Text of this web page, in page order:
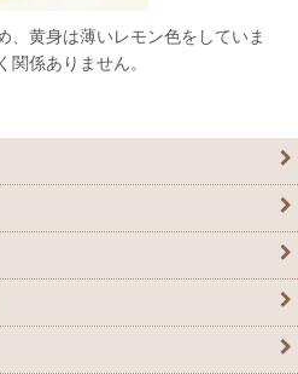
、黄身は薄いレモン色をしていま
係ありません。